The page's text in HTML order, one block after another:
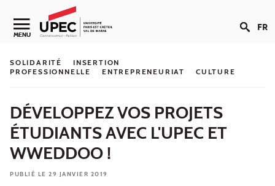
Aller au contenu
Navigation secondaire
MENU FR
SOLIDARITÉ
INSERTION
PROFESSIONNELLE
ENTREPRENEURIAT CULTURE
DÉVELOPPEZ VOS PROJETS
ÉTUDIANTS AVEC L'UPEC ET
WWEDDOO !
PUBLIÉ LE 29 JANVIER 2019